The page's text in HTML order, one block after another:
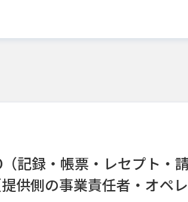
記録・帳票・レセプト・
供側の事業責任者・オペ